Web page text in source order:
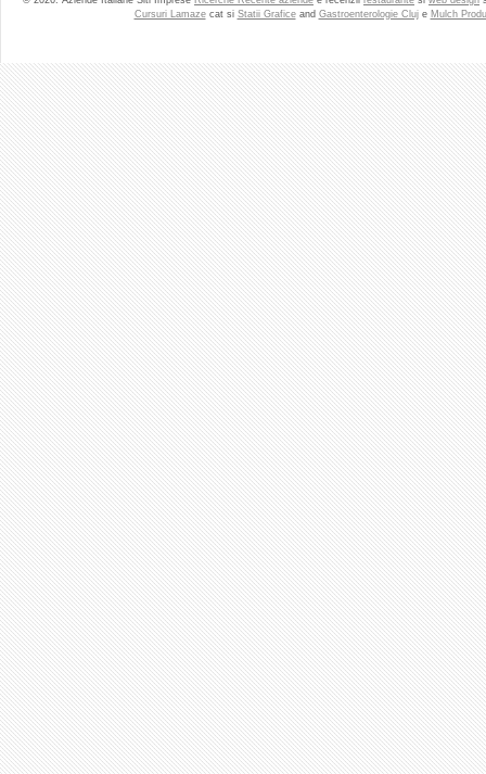
Cursuri Lamazecat si Statii Graficeand Gastroenterologie Cluje Mulch